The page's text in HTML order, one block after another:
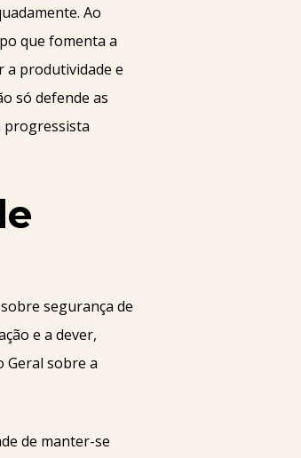
Ao
que fomenta a
a produtividade e
só defende as
progressista
segurança de
e a dever,
Geral sobre a
de manter-se